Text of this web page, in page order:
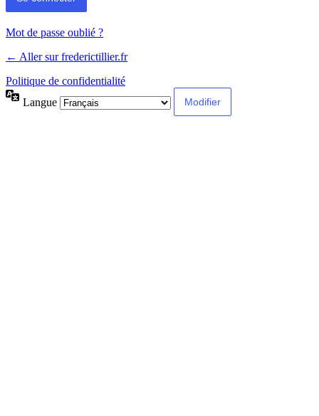
Mot de passe oublié ?
← Aller sur frederictillier.fr
Politique de confidentialité
Langue